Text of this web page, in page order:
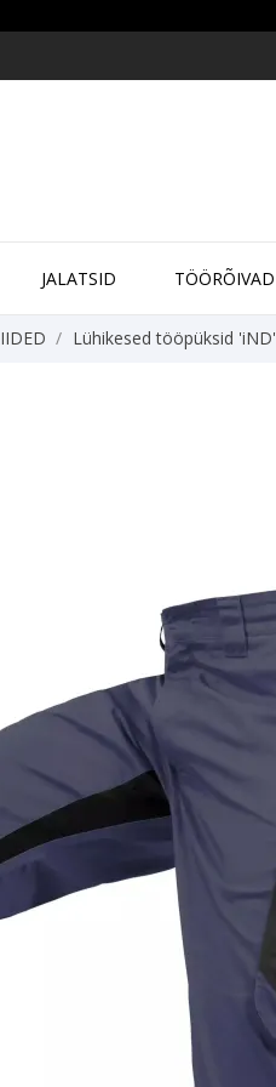
JALATSID ТÖÖRÕIVAD
Lühikesed tööpüksid 'iND'